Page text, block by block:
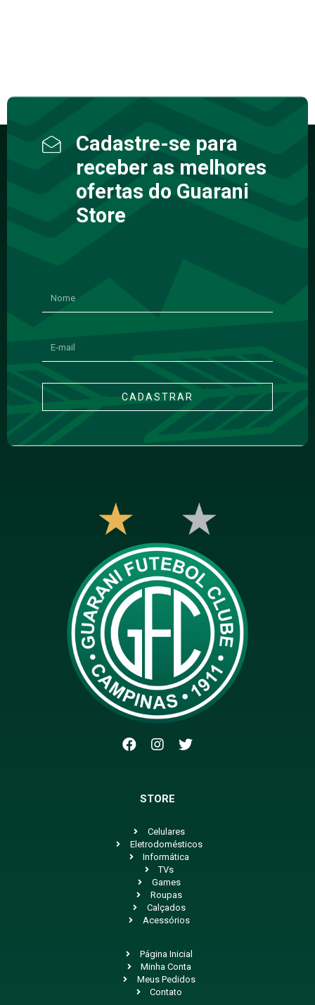
Cadastre-se para
receber as melhores
ofertas do Guarani
Store
CADASTRAR
STORE
Celulares
Eletrodomésticos
Informática
TVs
Games
Roupas
Calçados
Acessórios
Página Inicial
Minha Conta
Meus Pedidos
Contato